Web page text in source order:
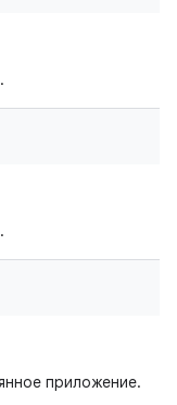
приложение.